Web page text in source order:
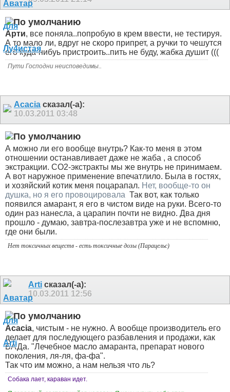
Арти, все поняла..попробую в крем ввести, не тестируя.
А то мало ли, вдруг не скоро припрет, а ручки то чешутся
его куда-нибуь пристроить..пить не буду, жабка душит (((
Пути Господни неисповедимы..
Acacia сказал(-а):
10.03.2011 03:48
А можно ли его вообще внутрь? Как-то меня в этом
отношении останавливает даже не жаба , а способ
экстракции. СО2-экстракты мы же внутрь не принимаем.
А вот наружное применение впечатлило. Была в гостях,
и хозяйский котик меня поцарапал. Нет, вообще-то он
душка, но я его провоцировала Так вот, как только
появился амарант, я его в чистом виде на руки. Всего-то
один раз нанесла, а царапин почти не видно. Два дня
прошло - думаю, завтра-послезавтра уже и не вспомню,
где они были.
Нет токсичных веществ - есть токсичные дозы (Парацельс)
Arti сказал(-а):
10.03.2011 12:56
Acacia, чистым - не нужно. А вообще производитель его
делает для последующего разбавления и продажи, как
БАДа. "Лечебное масло амаранта, препарат нового
поколения, ля-ля, фа-фа".
Так что им можно, а нам нельзя что ль?
Собака лает, караван идет.